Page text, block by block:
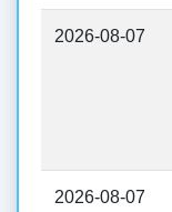
2026-08-07
2026-08-07